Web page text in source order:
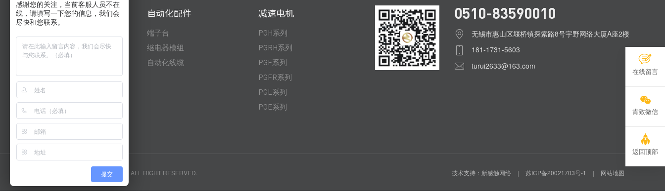
自动化产品
台达
富士
昆仑通态
威纶通
安川
自动化配件
端子台
继电器模组
自动化线缆
减速电机
PGH系列
PGRH系列
PGF系列
PGFR系列
PGL系列
PGE系列
0510-83590010
无锡市惠山区堰桥镇探索路8号宇野网络大厦A座2楼
181-1731-5603
turui2633@163.com
版权所有 无锡市肯致电气有限公司 . ALL RIGHT RESERVED. 技术支持：新感触网络 | 苏ICP备20021703号-1 | 网站地图
在线留言
肯致微信
返回顶部
感谢您的关注，当前客服人员不在
线，请填写一下您的信息，我们会
尽快和您联系。
提交